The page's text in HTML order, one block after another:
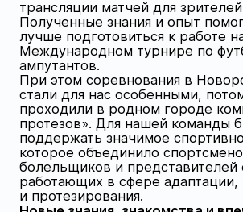
трансляции матчей для
Полученные знания и опыт
лучше подготовиться к работе
Международном турнире по
ампутантов.
При этом соревнования в
стали для нас особенными,
проходили в родном городе
протезов». Для нашей команды
поддержать значимое
которое объединило
болельщиков и представителей
работающих в сфере адаптации,
и протезирования.